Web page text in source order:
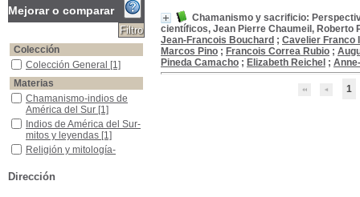
Chamanismo y sacrificio:
científicos, Jean Pierre Chaumeil, Roberto
Jean-Francois Bouchard ; Cavelier Franco
Marcos Pino ; Francois Correa Rubio ;
Pineda Camacho ; Elizabeth Reichel ;
1
Mejorar o comparar
Colección
Colección General
Colección General [1]
Materias
Chamanismo-indios de América del Sur
Chamanismo-indios de
América del Sur [1]
Indios de América del Sur-mitos y leyendas
Indios de América del Sur-
mitos y leyendas [1]
Religión y mitología-indios de América del Sur
Religión y mitología-
[1]
Dirección